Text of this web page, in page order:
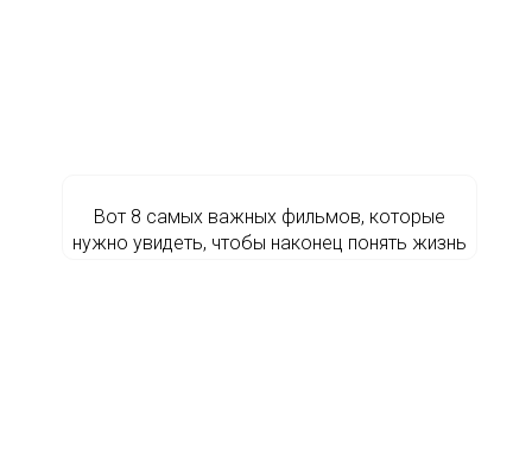
Вот 8 самых важных фильмов, которые
нужно увидеть, чтобы наконец понять жизнь